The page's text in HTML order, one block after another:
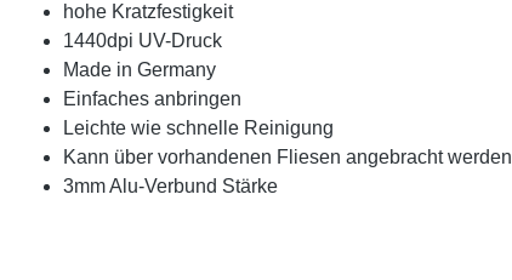
hohe Kratzfestigkeit
1440dpi UV-Druck
Made in Germany
Einfaches anbringen
Leichte wie schnelle Reinigung
Kann über vorhandenen Fliesen angebracht werden
3mm Alu-Verbund Stärke